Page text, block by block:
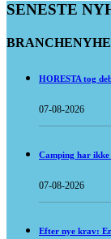
SENESTE
HORESTA tog
07-08-2026
Camping har ikke
07-08-2026
Efter nye krav: